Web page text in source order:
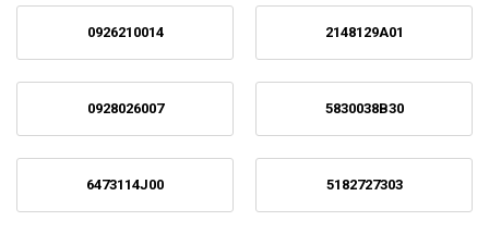
0926210014 2148129A01
0928026007 5830038B30
6473114J00 5182727303